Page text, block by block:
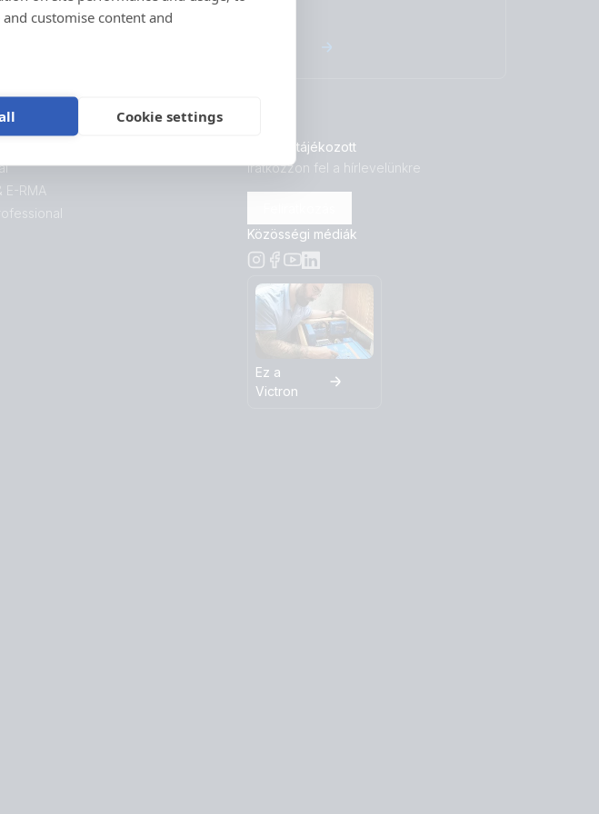
customise content and
Cookie settings
E-RMA
Legyen tájékozott
Iratkozzon fel a hírlevelünkre
Közösségi médiák
Ez a
Victron